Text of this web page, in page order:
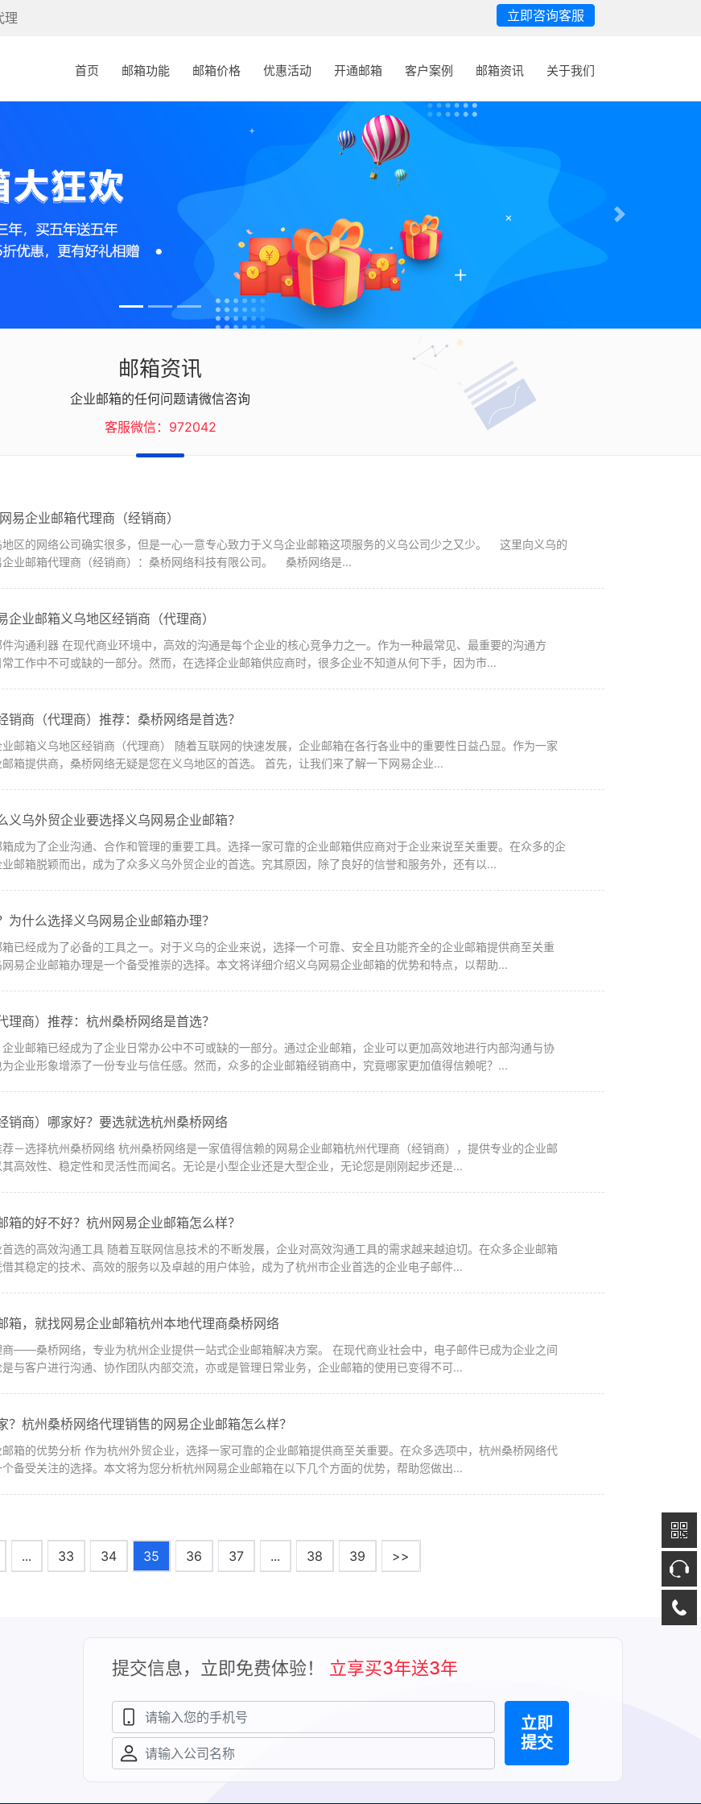
理 立即咨询客服
首页 (current)
邮箱功能 邮箱价格 优惠活动 开通邮箱 客户案例 邮箱资讯 关于我们
Next
邮箱资讯
企业邮箱的任何问题请微信咨询
客服微信：972042
易企业邮箱代理商（经销商）
业邮箱代理商（经销商）：桑桥网络科技有限公司。 桑桥网络是...
企业邮箱义乌地区经销商（代理商）
之一。作为一种最常见、最重要的沟通方
工作中不可或缺的一部分。然而，在选择企业邮箱供应商时，很多企业不知道从何下手，因为市...
销商（代理商）推荐：桑桥网络是首选？
着互联网的快速发展，企业邮箱在各行各业中的重要性日益凸显。作为一家
经验丰富、专业稳定的企业邮箱提供商，桑桥网络无疑是您在义乌地区的首选。 首先，让我们来了解一下网易企业...
义乌外贸企业要选择义乌网易企业邮箱？
成为了企业沟通、合作和管理的重要工具。选择一家可靠的企业邮箱供应商对于企业来说至关重要。在众多的企
邮箱脱颖而出，成为了众多义乌外贸企业的首选。究其原因，除了良好的信誉和服务外，还有以...
为什么选择义乌网易企业邮箱办理？
已经成为了必备的工具之一。对于义乌的企业来说，选择一个可靠、安全且功能齐全的企业邮箱提供商至关重
易企业邮箱办理是一个备受推崇的选择。本文将详细介绍义乌网易企业邮箱的优势和特点，以帮助...
理商）推荐：杭州桑桥网络是首选？
业邮箱已经成为了企业日常办公中不可或缺的一部分。通过企业邮箱，企业可以更加高效地进行内部沟通与协
企业形象增添了一份专业与信任感。然而，众多的企业邮箱经销商中，究竟哪家更加值得信赖呢？...
销商）哪家好？要选就选杭州桑桥网络
赖的网易企业邮箱杭州代理商（经销商），提供专业的企业邮
高效性、稳定性和灵活性而闻名。无论是小型企业还是大型企业，无论您是刚刚起步还是...
箱的好不好？杭州网易企业邮箱怎么样？
企业对高效沟通工具的需求越来越迫切。在众多企业邮箱
其稳定的技术、高效的服务以及卓越的用户体验，成为了杭州市企业首选的企业电子邮件...
箱，就找网易企业邮箱杭州本地代理商桑桥网络
，专业为杭州企业提供一站式企业邮箱解决方案。 在现代商业社会中，电子邮件已成为企业之间
与客户进行沟通、协作团队内部交流，亦或是管理日常业务，企业邮箱的使用已变得不可...
？杭州桑桥网络代理销售的网易企业邮箱怎么样？
提供商至关重要。在众多选项中，杭州桑桥网络代
备受关注的选择。本文将为您分析杭州网易企业邮箱在以下几个方面的优势，帮助您做出...
... 33 34 35 36 37 ... 38 39 >>
提交信息，立即免费体验！ 立享买3年送3年
立即
提交